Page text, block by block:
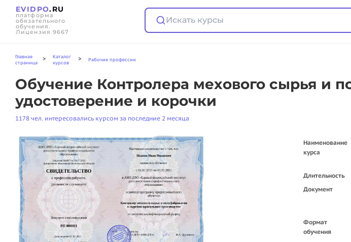
EVIDPO.RU
платформа
обязательного
обучения.
Лицензия 9667
Искать курсы
Главная
страница
>
Каталог
курсов
> Рабочие профессии
Обучение Контролера мехового сырья и
удостоверение и корочки
1178 чел. интересовались курсом за последние 2 месяца
Наименование
курса
Длительность
Документ
Формат
обучения